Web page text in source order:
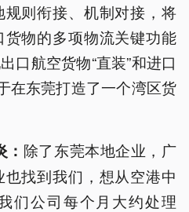
则衔接、机制对接，将
物的多项物流关键功能
口航空货物“直装”和进口
在东莞打造了一个湾区货
除了东莞本地企业，广
找到我们，想从空港中
们公司每个月大约处理